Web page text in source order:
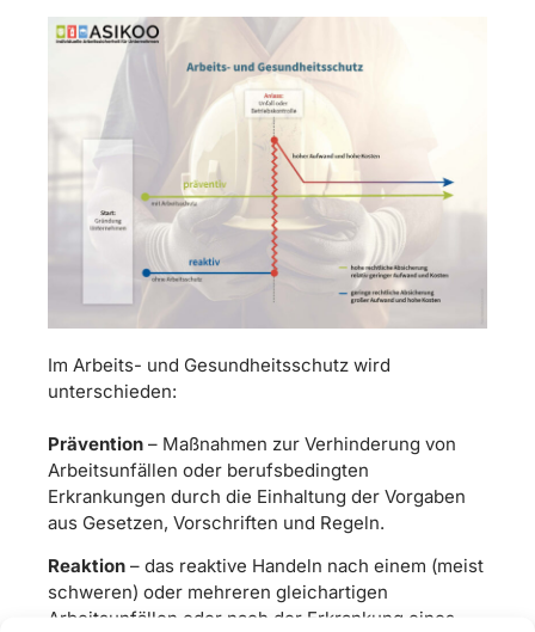
Im Arbeits- und Gesundheitsschutz wird
unterschieden:
Prävention – Maßnahmen zur Verhinderung von
Arbeitsunfällen oder berufsbedingten
Erkrankungen durch die Einhaltung der Vorgaben
aus Gesetzen, Vorschriften und Regeln.
Reaktion – das reaktive Handeln nach einem (meist
schweren) oder mehreren gleichartigen
Arbeitsunfällen oder nach der Erkrankung eines